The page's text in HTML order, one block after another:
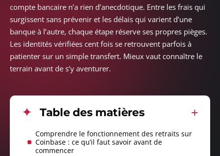
compte bancaire n’a rien d’anecdotique. Entre les frais qui
surgissent sans prévenir et les délais qui varient d’une
banque à l’autre, chaque étape réserve ses propres pièges.
Les identités vérifiées cent fois se retrouvent parfois à
patienter sur un simple transfert. Mieux vaut connaître le
terrain avant de s’y aventurer.
Table des matières
Comprendre le fonctionnement des retraits sur
Coinbase : ce qu’il faut savoir avant de
commencer